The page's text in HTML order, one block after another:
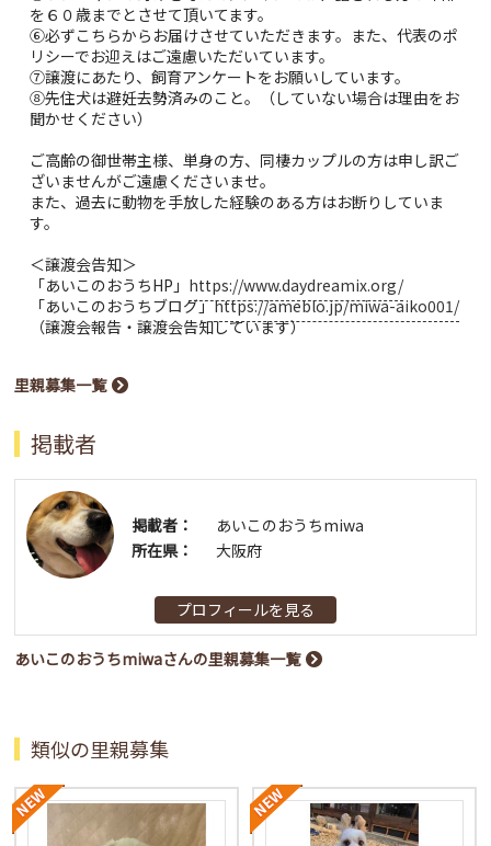
を６０歳までとさせて頂いてます。
⑥必ずこちらからお届けさせていただきます。また、代表のポ
リシーでお迎えはご遠慮いただいています。
⑦譲渡にあたり、飼育アンケートをお願いしています。
⑧先住犬は避妊去勢済みのこと。（していない場合は理由をお
聞かせください）
ご高齢の御世帯主様、単身の方、同棲カップルの方は申し訳ご
ざいませんがご遠慮くださいませ。
また、過去に動物を手放した経験のある方はお断りしていま
す。
＜譲渡会告知＞
「あいこのおうちHP」 https://www.daydreamix.org/
「あいこのおうちブログ」https://ameblo.jp/miwa-aiko001/
（譲渡会報告・譲渡会告知しています）
里親募集一覧
掲載者
掲載者：
あいこのおうちmiwa
所在県：
大阪府
プロフィールを見る
あいこのおうちmiwaさんの里親募集一覧
類似の里親募集